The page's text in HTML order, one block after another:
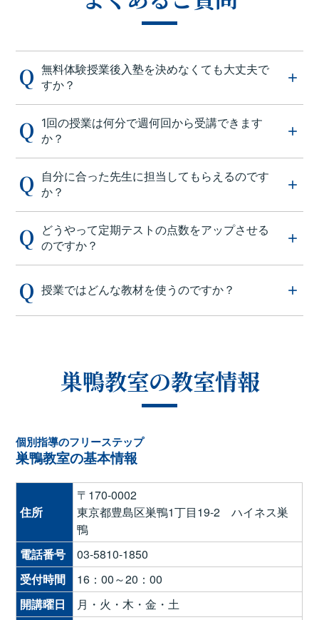
無料体験授業後入塾を決めなくても大丈夫で
すか？
1回の授業は何分で週何回から受講できます
か？
自分に合った先生に担当してもらえるのです
か？
どうやって定期テストの点数をアップさせる
のですか？
授業ではどんな教材を使うのですか？
巣鴨教室の教室情報
個別指導のフリーステップ
巣鴨教室の基本情報
住所
〒170-0002
東京都豊島区巣鴨1丁目19-2 ハイネス巣
鴨
電話番号
03-5810-1850
受付時間
16：00～20：00
開講曜日
月・火・木・金・土